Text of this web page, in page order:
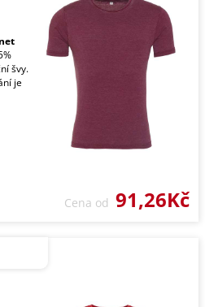
švy.
je
Cena od 91,26Kč